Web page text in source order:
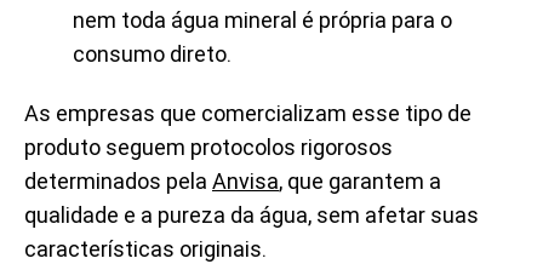
nem toda água mineral é própria para o
consumo direto.
As empresas que comercializam esse tipo de
produto seguem protocolos rigorosos
determinados pela Anvisa, que garantem a
qualidade e a pureza da água, sem afetar suas
características originais.